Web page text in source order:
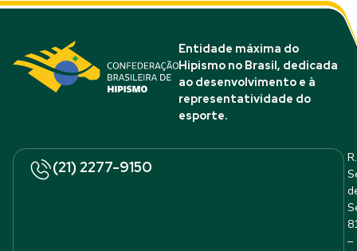
Entidade máxima do
Hipismo no Brasil, dedicada
ao desenvolvimento e à
representatividade do
esporte.
(21) 2277-9150
R.
–